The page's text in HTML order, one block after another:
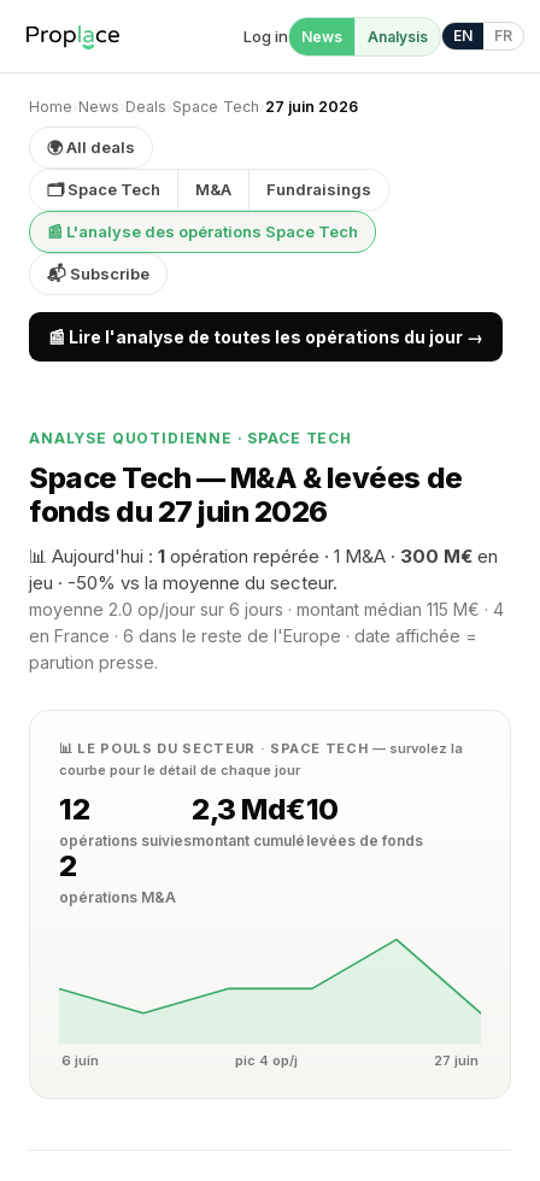
Log in News Analysis EN FR
Home› News› Deals› Space Tech› 27 juin 2026
🌍 All deals
🗂 Space Tech M&A Fundraisings
📰 L'analyse des opérations Space Tech
📬 Subscribe
📰 Lire l'analyse de toutes les opérations du jour →
ANALYSE QUOTIDIENNE · SPACE TECH
Space Tech — M&A & levées de
fonds du 27 juin 2026
📊 Aujourd'hui : 1 opération repérée · 1 M&A · 300 M€ en
jeu · -50% vs la moyenne du secteur.
moyenne 2.0 op/jour sur 6 jours · montant médian 115 M€ · 4
en France · 6 dans le reste de l'Europe · date affichée =
parution presse.
📊 LE POULS DU SECTEUR · SPACE TECH— survolez la
courbe pour le détail de chaque jour
12
opérations suivies
2,3 Md€
montant cumulé
10
levées de fonds
2
opérations M&A
6 juin pic 4 op/j 27 juin